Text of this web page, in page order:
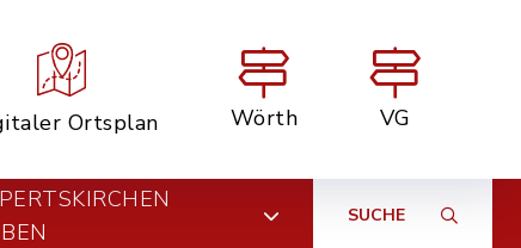
Ortsplan Wörth VG
SUCHE